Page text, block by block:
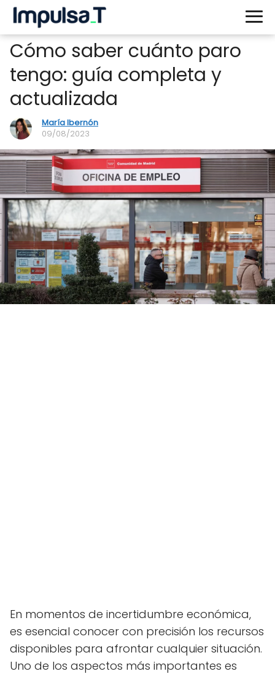
Cómo saber cuánto paro
tengo: guía completa y
actualizada
María Ibernón
09/08/2023
En momentos de incertidumbre económica,
es esencial conocer con precisión los recursos
disponibles para afrontar cualquier situación.
Uno de los aspectos más importantes es